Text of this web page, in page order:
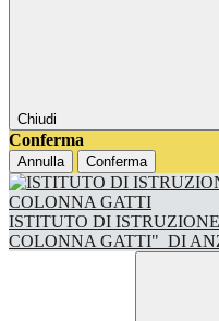
Chiudi
Conferma
Annulla Conferma
ISTITUTO DI
COLONNA GATTI" DI